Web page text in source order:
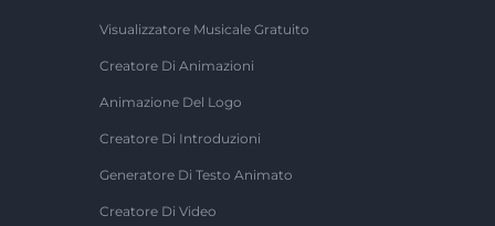
Visualizzatore Musicale Gratuito
Creatore Di Animazioni
Animazione Del Logo
Creatore Di Introduzioni
Generatore Di Testo Animato
Creatore Di Video